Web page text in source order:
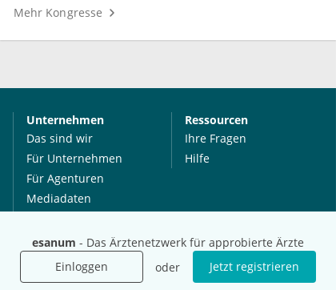
esanum - Das Ärztenetzwerk für approbierte Ärzte
Einloggen
oder Jetzt registrieren
Mehr Kongresse
Unternehmen
Das sind wir
Für Unternehmen
Für Agenturen
Mediadaten
Karriere
Ressourcen
Ihre Fragen
Hilfe